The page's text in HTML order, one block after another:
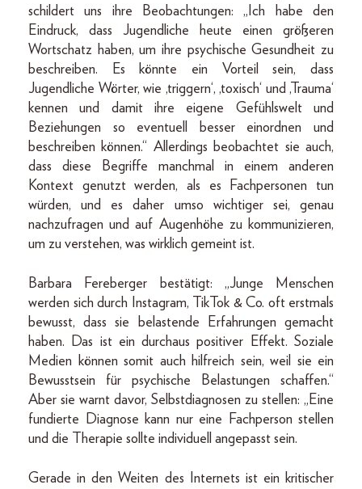
schildert uns ihre Beobachtungen: „Ich habe den
Eindruck, dass Jugendliche heute einen größeren
Wortschatz haben, um ihre psychische Gesundheit zu
beschreiben. Es könnte ein Vorteil sein, dass
Jugendliche Wörter, wie ,triggern‘, ,toxisch‘ und ,Trauma‘
kennen und damit ihre eigene Gefühlswelt und
Beziehungen so eventuell besser einordnen und
beschreiben können.“ Allerdings beobachtet sie auch,
dass diese Begriffe manchmal in einem anderen
Kontext genutzt werden, als es Fachpersonen tun
würden, und es daher umso wichtiger sei, genau
nachzufragen und auf Augenhöhe zu kommunizieren,
um zu verstehen, was wirklich gemeint ist.
Barbara Fereberger bestätigt: „Junge Menschen
werden sich durch Instagram, TikTok & Co. oft erstmals
bewusst, dass sie belastende Erfahrungen gemacht
haben. Das ist ein durchaus positiver Effekt. Soziale
Medien können somit auch hilfreich sein, weil sie ein
Bewusstsein für psychische Belastungen schaffen.“
Aber sie warnt davor, Selbstdiagnosen zu stellen: „Eine
fundierte Diagnose kann nur eine Fachperson stellen
und die Therapie sollte individuell angepasst sein.
Gerade in den Weiten des Internets ist ein kritischer